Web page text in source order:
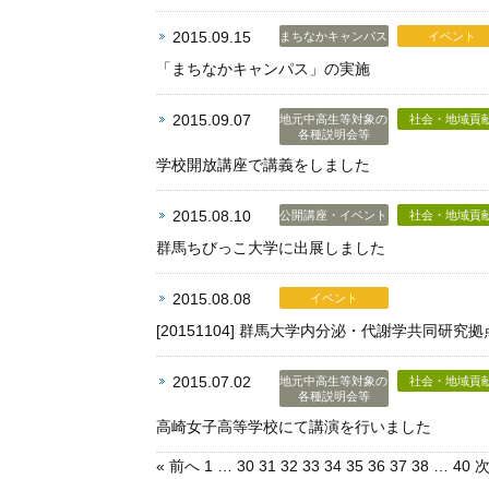
2015.09.15 まちなかキャンパス イベント
「まちなかキャンパス」の実施
2015.09.07
地元中高生等対象の
各種説明会等
社会・地域貢
学校開放講座で講義をしました
2015.08.10 公開講座・イベント 社会・地域貢
群馬ちびっこ大学に出展しました
2015.08.08 イベント
[20151104] 群馬大学内分泌・代謝学共同研究
2015.07.02
地元中高生等対象の
各種説明会等
社会・地域貢
高崎女子高等学校にて講演を行いました
« 前へ 1 30 31 32 33 34 35 36 37 38 40